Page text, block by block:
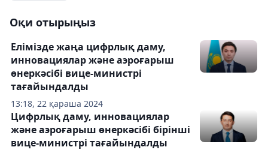
Оқи отырыңыз
13:18, 22 қараша 2024
Елімізде жаңа цифрлық даму,
инновациялар және аэроғарыш
өнеркәсібі вице-министрі
тағайындалды
Цифрлық даму, инновациялар
және аэроғарыш өнеркәсібі бірінші
вице-министрі тағайындалды